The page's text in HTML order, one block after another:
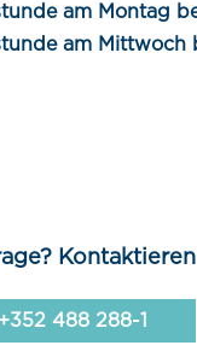
am Montag
am Mittwoch
+352 488 288-1